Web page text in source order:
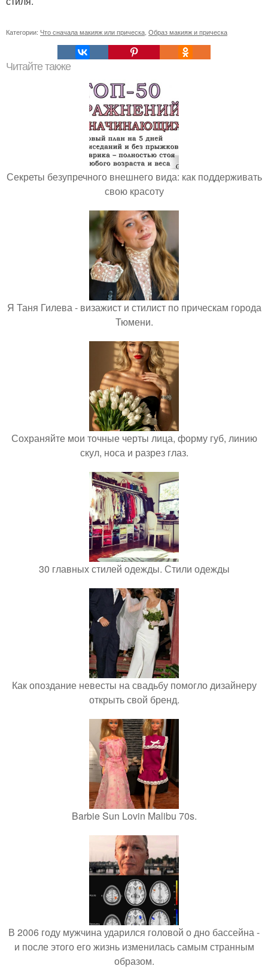
Категории: Что сначала макияж или прическа, Образ макияж и прическа
Читайте также
Секреты безупречного внешнего вида: как поддерживать
свою красоту
Я Таня Гилева - визажист и стилист по прическам города
Тюмени.
Сохраняйте мои точные черты лица, форму губ, линию
скул, носа и разрез глаз.
30 главных стилей одежды. Стили одежды
Как опоздание невесты на свадьбу помогло дизайнеру
открыть свой бренд.
Barbie Sun Lovin Malibu 70s.
В 2006 году мужчина ударился головой о дно бассейна -
и после этого его жизнь изменилась самым странным
образом.